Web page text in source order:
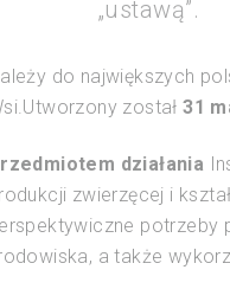
„ustawą”.
do największych
został31
działania
zwierzęcej i
potrzeby
a także